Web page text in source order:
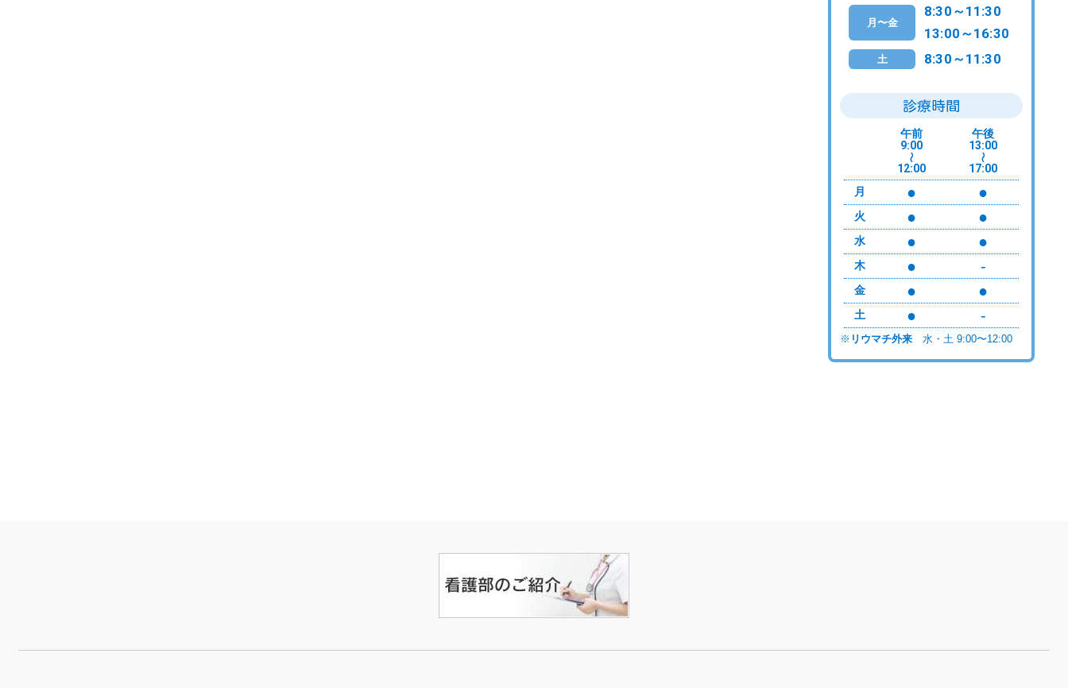
月〜金
8:30～11:30
13:00～16:30
土 8:30～11:30
診療時間
午前
9:00
〜
12:00
午後
13:00
〜
17:00
月
● ●
火 ● ●
水 ● ●
木 ● -
金 ● ●
土 ● -
※ リウマチ外来 水・土 9:00〜12:00